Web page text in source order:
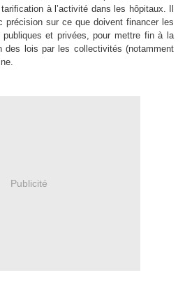
à l’activité dans les hôpitaux. Il
précision sur ce que doivent financer les
et privées, pour mettre fin à la
des lois par les collectivités (notamment
Publicité